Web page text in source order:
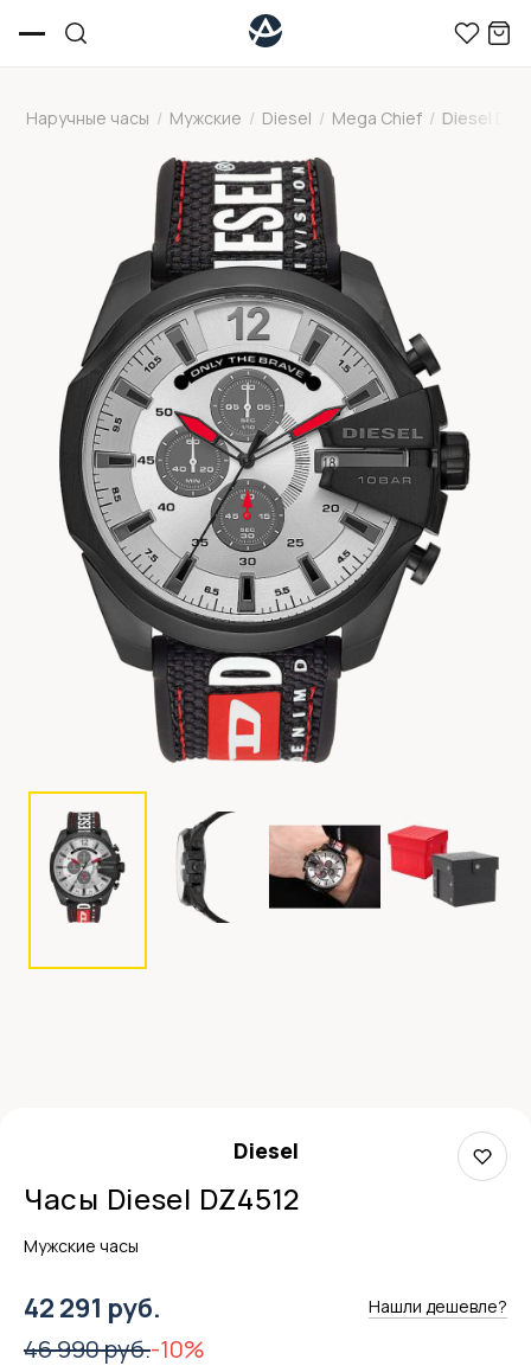
Наручные часы / Мужские / Diesel / Mega Chief / Diesel
Diesel
Часы Diesel DZ4512
Мужские часы
42 291 руб. Нашли дешевле?
46 990 руб.-10%